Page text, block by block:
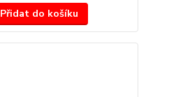
Přidat do košíku